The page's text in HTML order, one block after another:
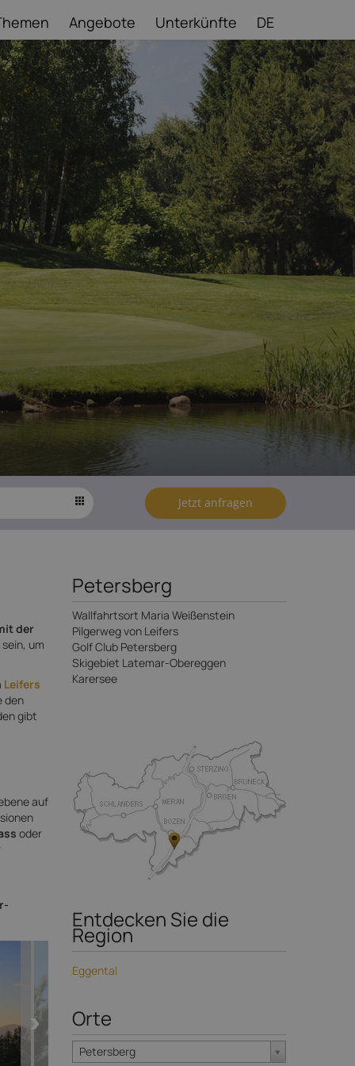
Angebote Unterkünfte DE
Jetzt anfragen
der
um
Leifers
den
gibt
auf
oder
Petersberg
Wallfahrtsort Maria Weißenstein
Pilgerweg von Leifers
Golf Club Petersberg
Skigebiet Latemar-Obereggen
Karersee
Entdecken Sie die
Region
Eggental
Orte
Petersberg